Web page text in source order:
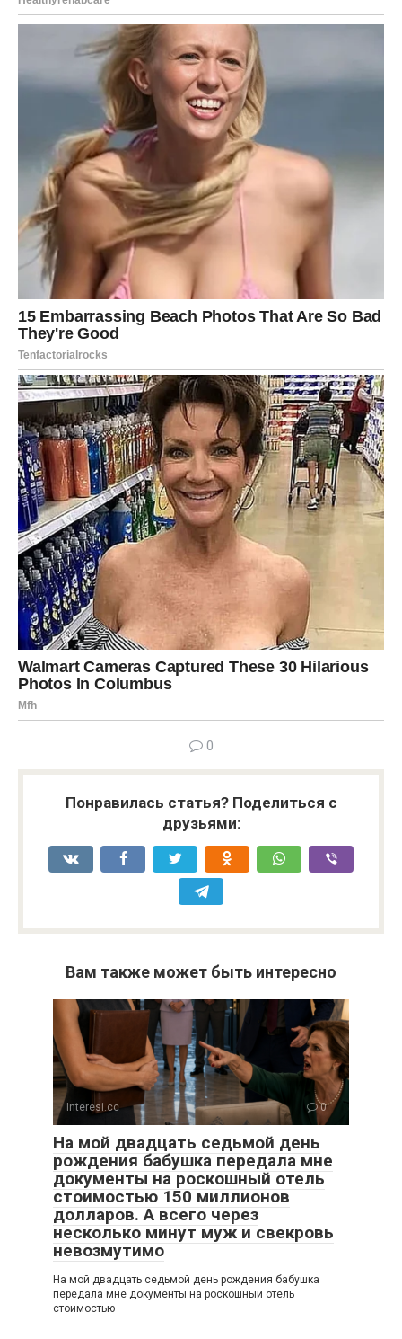
0
Понравилась статья? Поделиться с
друзьями:
Вам также может быть интересно
Interesi.cc 0
На мой двадцать седьмой день
рождения бабушка передала мне
документы на роскошный отель
стоимостью 150 миллионов
долларов. А всего через
несколько минут муж и свекровь
невозмутимо
На мой двадцать седьмой день рождения бабушка
передала мне документы на роскошный отель
стоимостью